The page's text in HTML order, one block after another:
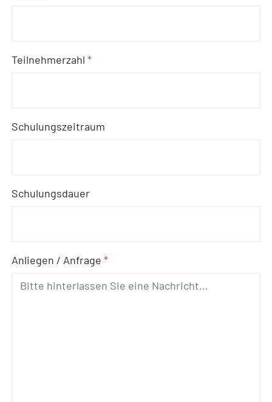
Teilnehmerzahl*
Schulungszeitraum
Schulungsdauer
Anliegen / Anfrage*